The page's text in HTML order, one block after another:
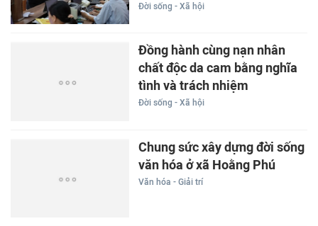
Đời sống - Xã hội
Đồng hành cùng nạn nhân
chất độc da cam bằng nghĩa
tình và trách nhiệm
Đời sống - Xã hội
Chung sức xây dựng đời sống
văn hóa ở xã Hoằng Phú
Văn hóa - Giải trí